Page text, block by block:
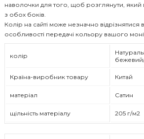
колір
Країна-виробник товару Китай
матеріал Сатин
щільність матеріалу 205 г/м2
наволочки для того, щоб розглянути, який
з обох боків.
Колір на сайті може незначно відрізнятися
особливості передачі кольору вашого